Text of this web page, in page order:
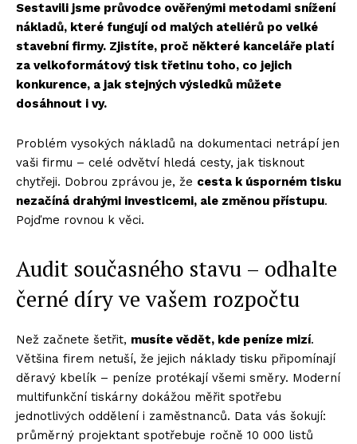
Sestavili jsme průvodce ověřenými metodami snížení
nákladů, které fungují od malých ateliérů po velké
stavební firmy. Zjistíte, proč některé kanceláře platí
za velkoformátový tisk třetinu toho, co jejich
konkurence, a jak stejných výsledků můžete
dosáhnout i vy.
Problém vysokých nákladů na dokumentaci netrápí jen
vaši firmu – celé odvětví hledá cesty, jak tisknout
chytřeji. Dobrou zprávou je, že cesta k úsporném tisku
nezačíná drahými investicemi, ale změnou přístupu.
Pojďme rovnou k věci.
Audit současného stavu – odhalte
černé díry ve vašem rozpočtu
Než začnete šetřit, musíte vědět, kde peníze mizí.
Většina firem netuší, že jejich náklady tisku připomínají
děravý kbelík – peníze protékají všemi směry. Moderní
multifunkční tiskárny dokážou měřit spotřebu
jednotlivých oddělení i zaměstnanců. Data vás šokují:
průměrný projektant spotřebuje ročně 10 000 listů